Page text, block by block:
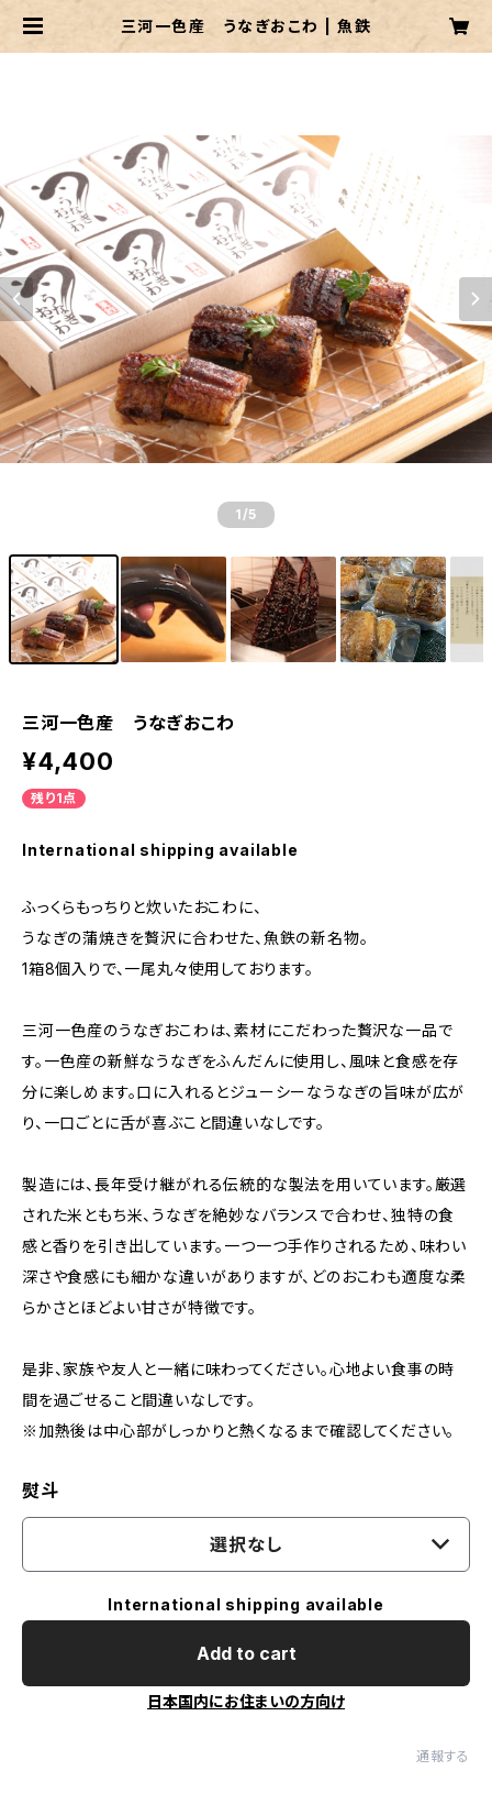
三河一色産 うなぎおこわ | 魚鉄
1 /5
三河一色産 うなぎおこわ
¥4,400
残り1点
International shipping available
ふっくらもっちりと炊いたおこわに、
うなぎの蒲焼きを贅沢に合わせた、魚鉄の新名物。
1箱8個入りで、一尾丸々使用しております。
三河一色産のうなぎおこわは、素材にこだわった贅沢な一品で
す。一色産の新鮮なうなぎをふんだんに使用し、風味と食感を存
分に楽しめます。口に入れるとジューシーなうなぎの旨味が広が
り、一口ごとに舌が喜ぶこと間違いなしです。
製造には、長年受け継がれる伝統的な製法を用いています。厳選
された米ともち米、うなぎを絶妙なバランスで合わせ、独特の食
感と香りを引き出しています。一つ一つ手作りされるため、味わい
深さや食感にも細かな違いがありますが、どのおこわも適度な柔
らかさとほどよい甘さが特徴です。
是非、家族や友人と一緒に味わってください。心地よい食事の時
間を過ごせること間違いなしです。
※加熱後は中心部がしっかりと熱くなるまで確認してください。
熨斗
選択なし
International shipping available
Add to cart
日本国内にお住まいの方向け
通報する